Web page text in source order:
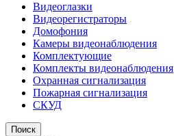
Видеоглазки
Видеорегистраторы
Домофония
Камеры видеонаблюдения
Комплектующие
Комплекты видеонаблюдения
Охранная сигнализация
Пожарная сигнализация
СКУД
Поиск